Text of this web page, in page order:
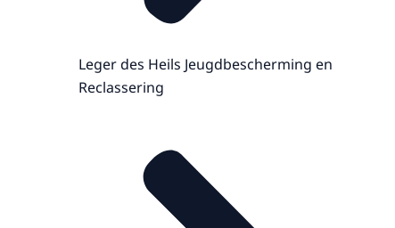
Leger des Heils Jeugdbescherming en
Reclassering